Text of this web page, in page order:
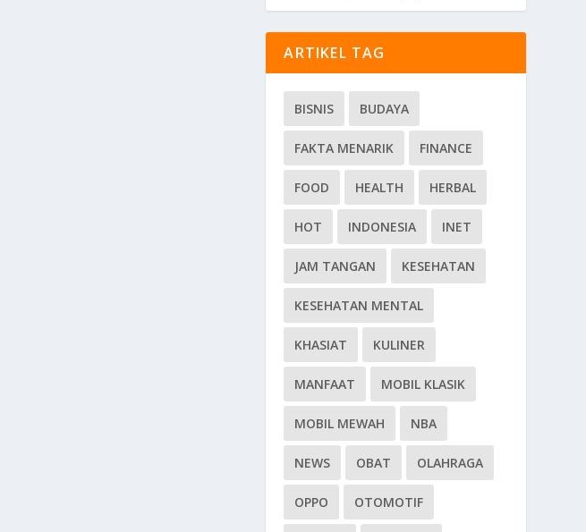
ARTIKEL TAG
BISNIS BUDAYA
FAKTA MENARIK FINANCE
FOOD HEALTH HERBAL
HOT INDONESIA INET
JAM TANGAN KESEHATAN
KESEHATAN MENTAL
KHASIAT KULINER
MANFAAT MOBIL KLASIK
MOBIL MEWAH NBA
NEWS OBAT OLAHRAGA
OPPO OTOMOTIF